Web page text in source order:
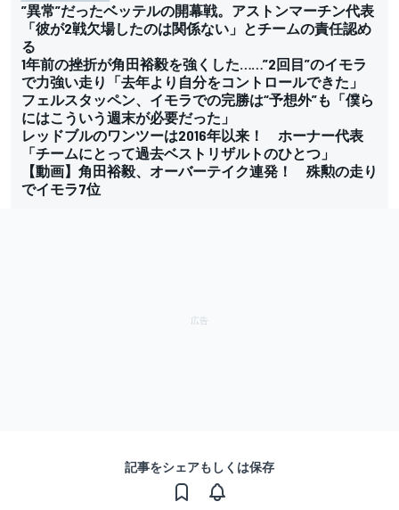
”異常”だったベッテルの開幕戦。アストンマーチン代表
「彼が2戦欠場したのは関係ない」とチームの責任認め
る
1年前の挫折が角田裕毅を強くした……”2回目”のイモラ
で力強い走り「去年より自分をコントロールできた」
フェルスタッペン、イモラでの完勝は“予想外”も「僕ら
にはこういう週末が必要だった」
レッドブルのワンツーは2016年以来！ ホーナー代表
「チームにとって過去ベストリザルトのひとつ」
【動画】角田裕毅、オーバーテイク連発！ 殊勲の走り
でイモラ7位
記事をシェアもしくは保存